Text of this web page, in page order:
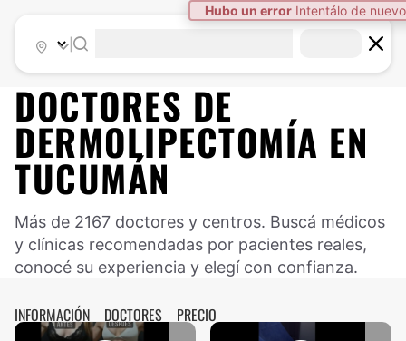
Hubo un error Intentálo de nuevo
DOCTORES DE
DERMOLIPECTOMÍA EN
TUCUMÁN
Más de 2167 doctores y centros. Buscá médicos
y clínicas recomendadas por pacientes reales,
conocé su experiencia y elegí con confianza.
INFORMACIÓN DOCTORES PRECIO